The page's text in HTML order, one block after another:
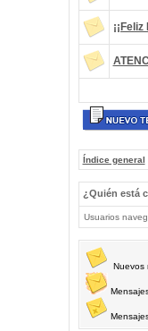
Índice general
¿Quién está
Usuarios
Nuevos